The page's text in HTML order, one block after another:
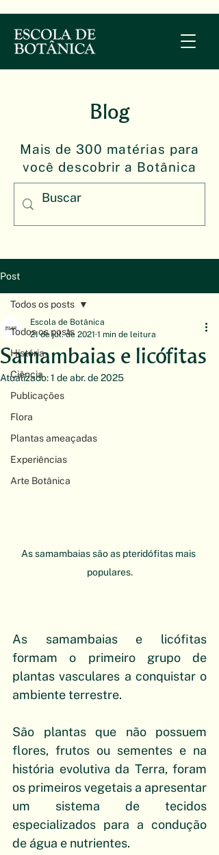
Blog
Mais de 300 matérias para
você descobrir a Botânica
Post
Todos os posts
História
Ciência
Publicações
Flora
Plantas ameaçadas
Experiências
Arte Botânica
Todos os posts
Samambaias e licófitas
Escola de Botânica
21 de jul. de 2021 1 min de leitura
Atualizado:1 de abr. de 2025
As samambaias são as pteridófitas mais
populares.
As samambaias e licófitas
formam o primeiro grupo de
plantas vasculares a conquistar o
ambiente terrestre.
São plantas que não possuem
flores, frutos ou sementes e na
história evolutiva da Terra, foram
os primeiros vegetais a apresentar
um sistema de tecidos
especializados para a condução
de água e nutrientes.